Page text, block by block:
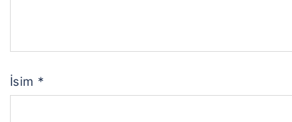
İsim *